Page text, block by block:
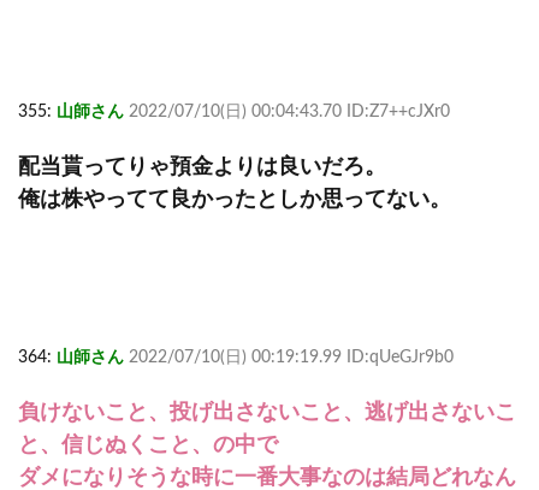
355: 山師さん 2022/07/10(日) 00:04:43.70 ID:Z7++cJXr0
配当貰ってりゃ預金よりは良いだろ。
俺は株やってて良かったとしか思ってない。
364: 山師さん 2022/07/10(日) 00:19:19.99 ID:qUeGJr9b0
負けないこと、投げ出さないこと、逃げ出さないこ
と、信じぬくこと、の中で
ダメになりそうな時に一番大事なのは結局どれなん